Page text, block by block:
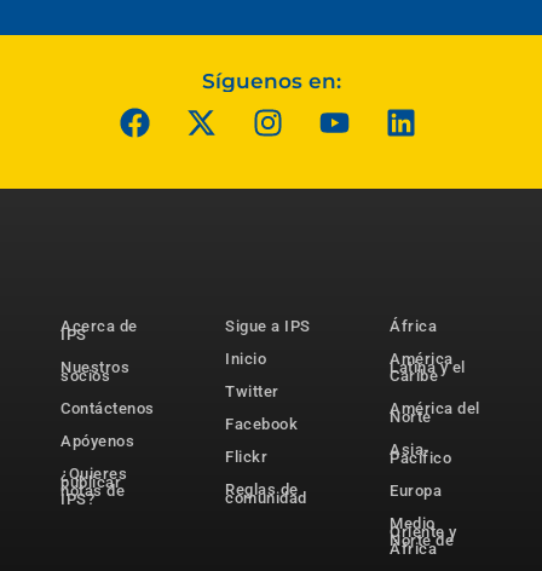
Síguenos en:
Acerca de
IPS
Nuestros
socios
Contáctenos
Apóyenos
¿Quieres
publicar
notas de
IPS?
Sigue a IPS
Inicio
Twitter
Facebook
Flickr
Reglas de
comunidad
África
América
Latina y el
Caribe
América del
Norte
Asia-
Pacífico
Europa
Medio
Oriente y
Norte de
África